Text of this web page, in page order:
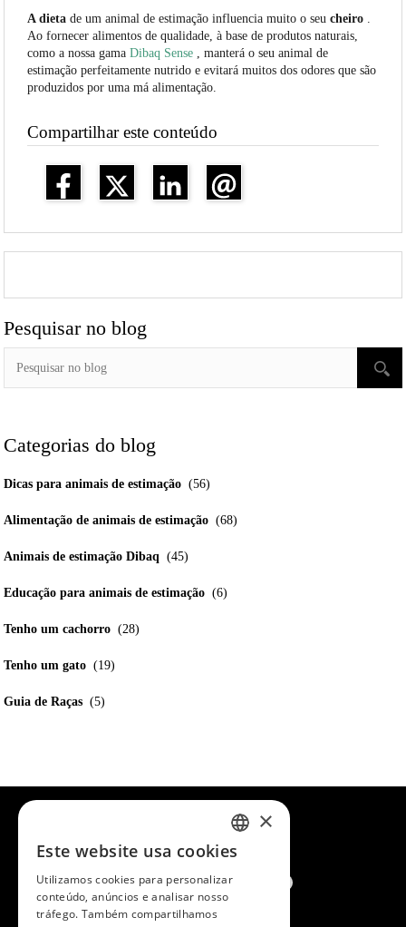
A dieta de um animal de estimação influencia muito o seucheiro .
Ao fornecer alimentos de qualidade, à base de produtos naturais,
como a nossa gamaDibaq Sense , manterá o seu animal de
estimação perfeitamente nutrido e evitará muitos dos odores que são
produzidos por uma má alimentação.
Compartilhar este conteúdo
Pesquisar no blog
Categorias do blog
Dicas para animais de estimação (56)
Alimentação de animais de estimação (68)
Animais de estimação Dibaq (45)
Educação para animais de estimação (6)
Tenho um cachorro (28)
Tenho um gato (19)
Guia de Raças (5)
SPANISH
ENGLISH
PORTUGUESE
×
Este website usa cookies
Utilizamos cookies para personalizar
conteúdo, anúncios e analisar nosso
tráfego. Também compartilhamos